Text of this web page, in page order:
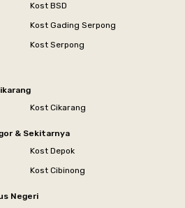
Kost BSD
Kost Gading Serpong
Kost Serpong
Kost Cikarang
& Sekitarnya
Kost Depok
Kost Cibinong
Negeri